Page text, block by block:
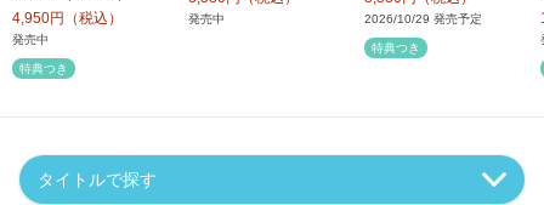
4,950円（税込）
発売中
特典つき
発売中 2026/10/29 発売予定
特典つき
タイトルで探す